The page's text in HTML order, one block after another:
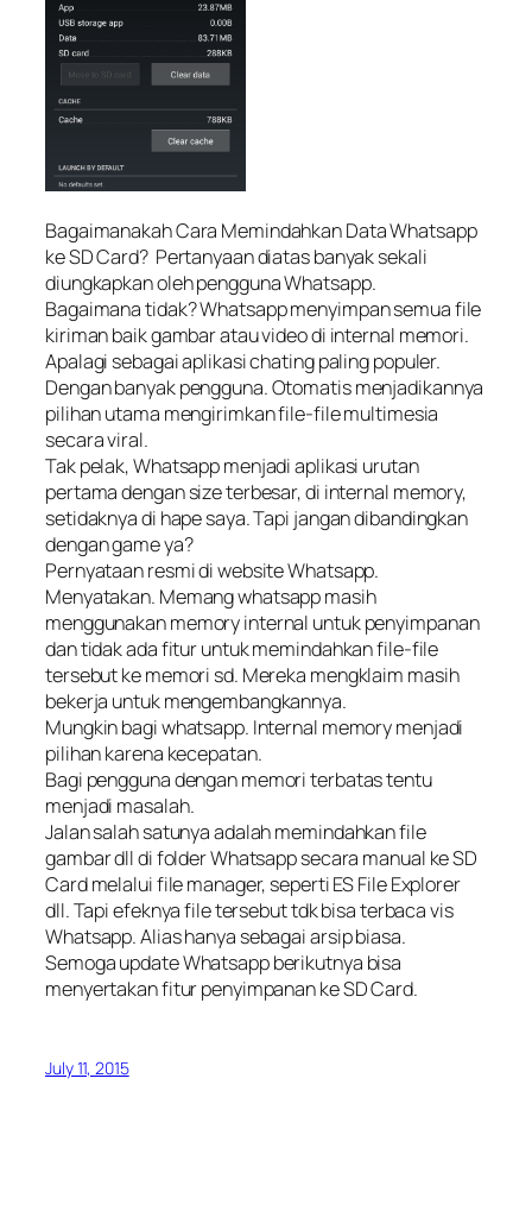
Bagaimanakah Cara Memindahkan Data Whatsapp
ke SD Card? Pertanyaan diatas banyak sekali
diungkapkan oleh pengguna Whatsapp.
Bagaimana tidak? Whatsapp menyimpan semua file
kiriman baik gambar atau video di internal memori.
Apalagi sebagai aplikasi chating paling populer.
Dengan banyak pengguna. Otomatis menjadikannya
pilihan utama mengirimkan file-file multimesia
secara viral.
Tak pelak, Whatsapp menjadi aplikasi urutan
pertama dengan size terbesar, di internal memory,
setidaknya di hape saya. Tapi jangan dibandingkan
dengan game ya?
Pernyataan resmi di website Whatsapp.
Menyatakan. Memang whatsapp masih
menggunakan memory internal untuk penyimpanan
dan tidak ada fitur untuk memindahkan file-file
tersebut ke memori sd. Mereka mengklaim masih
bekerja untuk mengembangkannya.
Mungkin bagi whatsapp. Internal memory menjadi
pilihan karena kecepatan.
Bagi pengguna dengan memori terbatas tentu
menjadi masalah.
Jalan salah satunya adalah memindahkan file
gambar dll di folder Whatsapp secara manual ke SD
Card melalui file manager, seperti ES File Explorer
dll. Tapi efeknya file tersebut tdk bisa terbaca vis
Whatsapp. Alias hanya sebagai arsip biasa.
Semoga update Whatsapp berikutnya bisa
menyertakan fitur penyimpanan ke SD Card.
July 11, 2015